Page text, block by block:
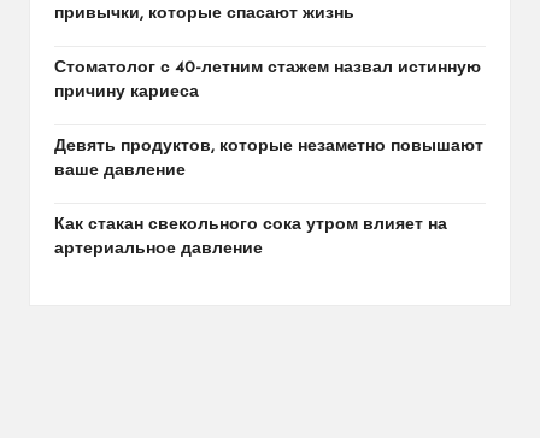
привычки, которые спасают жизнь
Стоматолог с 40-летним стажем назвал истинную
причину кариеса
Девять продуктов, которые незаметно повышают
ваше давление
Как стакан свекольного сока утром влияет на
артериальное давление